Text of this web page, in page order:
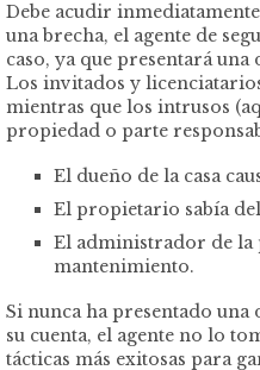
Debe acudir
una brecha, el agente de
caso, ya que presentará
Los invitados y
mientras que los intrusos
propiedad o parte
El dueño de la casa
El propietario sabía
El administrador de la
mantenimiento.
Si nunca ha presentado
su cuenta, el agente no lo
tácticas más exitosas para